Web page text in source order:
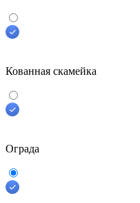
Кованная скамейка
Ограда